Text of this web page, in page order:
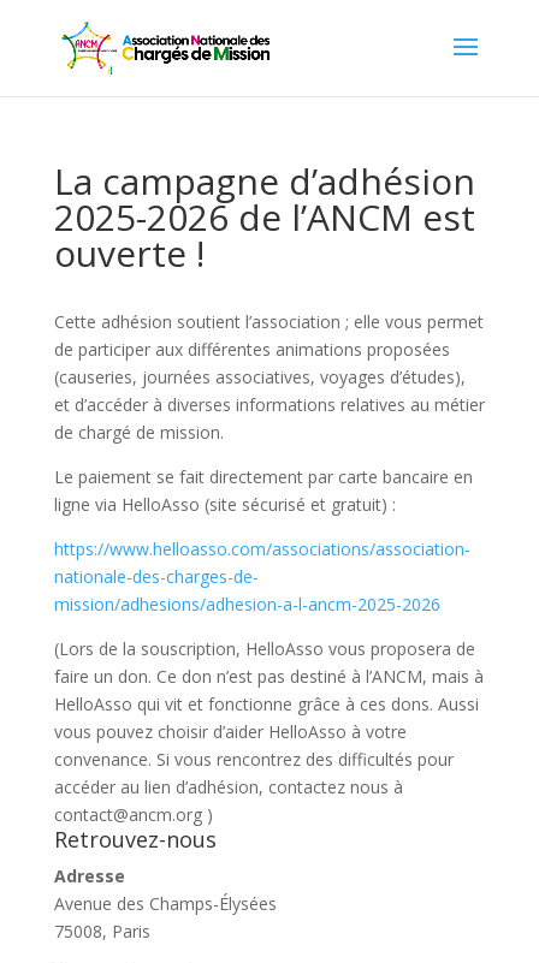
La campagne d’adhésion
2025-2026 de l’ANCM est
ouverte !
Cette adhésion soutient l’association ; elle vous permet
de participer aux différentes animations proposées
(causeries, journées associatives, voyages d’études),
et d’accéder à diverses informations relatives au métier
de chargé de mission.
Le paiement se fait directement par carte bancaire en
ligne via HelloAsso (site sécurisé et gratuit) :
https://www.helloasso.com/associations/association-
nationale-des-charges-de-
mission/adhesions/adhesion-a-l-ancm-2025-2026
(Lors de la souscription, HelloAsso vous proposera de
faire un don. Ce don n’est pas destiné à l’ANCM, mais à
HelloAsso qui vit et fonctionne grâce à ces dons. Aussi
vous pouvez choisir d’aider HelloAsso à votre
convenance. Si vous rencontrez des difficultés pour
accéder au lien d’adhésion, contactez nous à
contact@ancm.org )
Retrouvez-nous
Adresse
Avenue des Champs-Élysées
75008, Paris